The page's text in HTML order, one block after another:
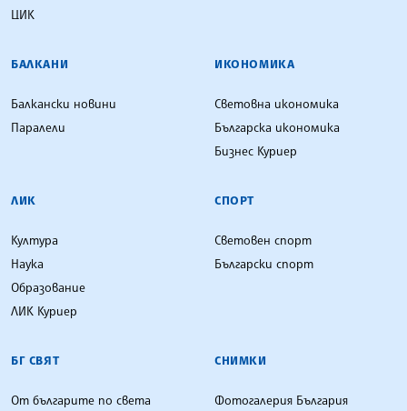
ЦИК
БАЛКАНИ
Балкански новини
Паралели
ИКОНОМИКА
Световна икономика
Българска икономика
Бизнес Куриер
ЛИК
Култура
Наука
Образование
ЛИК Куриер
СПОРТ
Световен спорт
Български спорт
БГ СВЯТ
От българите по света
СНИМКИ
Фотогалерия България